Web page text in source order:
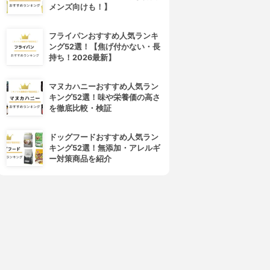
メンズ向けも！】
フライパンおすすめ人気ランキ
ング52選！【焦げ付かない・長
持ち！2026最新】
マヌカハニーおすすめ人気ラン
キング52選！味や栄養価の高さ
を徹底比較・検証
ドッグフードおすすめ人気ラン
キング52選！無添加・アレルギ
ー対策商品を紹介